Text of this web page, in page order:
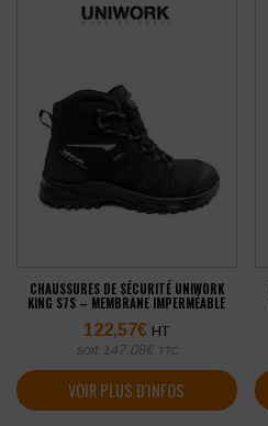
CHAUSSURES DE SÉCURITÉ UNIWORK
KING S7S – MEMBRANE IMPERMÉABLE
122,57€ HT
soit 147,08€ TTC
VOIR PLUS D'INFOS